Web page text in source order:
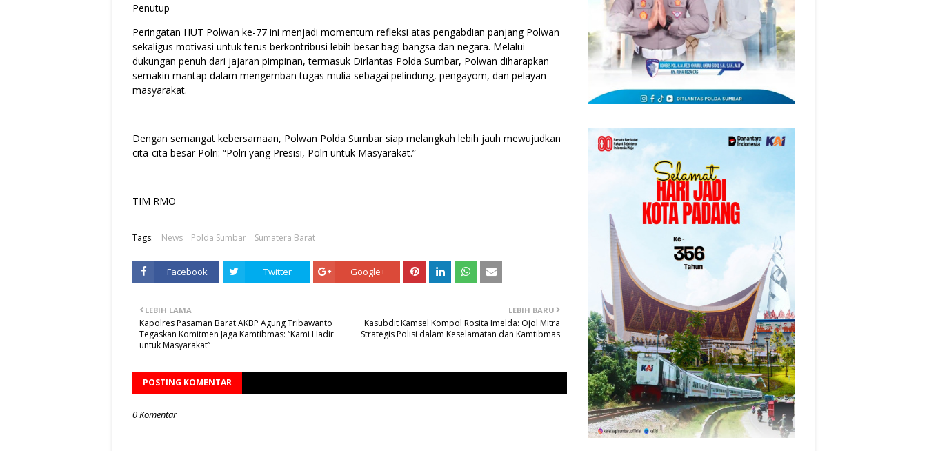
Penutup
Peringatan HUT Polwan ke-77 ini menjadi momentum refleksi atas pengabdian panjang Polwan
sekaligus motivasi untuk terus berkontribusi lebih besar bagi bangsa dan negara. Melalui
dukungan penuh dari jajaran pimpinan, termasuk Dirlantas Polda Sumbar, Polwan diharapkan
semakin mantap dalam mengemban tugas mulia sebagai pelindung, pengayom, dan pelayan
masyarakat.
Dengan semangat kebersamaan, Polwan Polda Sumbar siap melangkah lebih jauh mewujudkan
cita-cita besar Polri: “Polri yang Presisi, Polri untuk Masyarakat.”
TIM RMO
Tags: News Polda Sumbar Sumatera Barat
Facebook Twitter Google+
LEBIH BARU
Kasubdit Kamsel Kompol Rosita Imelda: Ojol Mitra
Strategis Polisi dalam Keselamatan dan Kamtibmas
LEBIH LAMA
Kapolres Pasaman Barat AKBP Agung Tribawanto
Tegaskan Komitmen Jaga Kamtibmas: “Kami Hadir
untuk Masyarakat”
POSTING KOMENTAR
0 Komentar